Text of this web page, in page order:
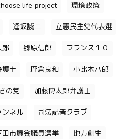
life project 環境政策
逢坂誠二 立憲民主党代表選
郎 郷原信郎 フランス１０
士 坪倉良和 小此木八郎
の党 加藤博太郎弁護士
ンネル 司法記者クラブ
田市議会議員選挙 地方創生